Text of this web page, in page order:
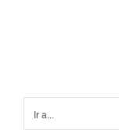
Ir a...